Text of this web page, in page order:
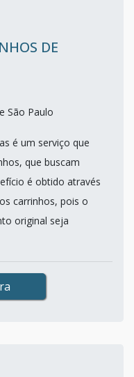
DE
São Paulo
é um serviço que
que buscam
é obtido através
carrinhos, pois o
original seja